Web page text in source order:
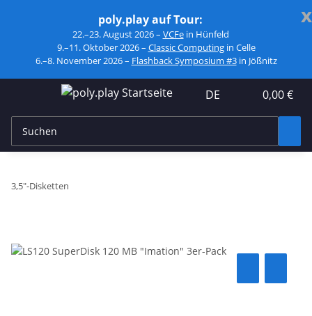
x
poly.play auf Tour:
22.–23. August 2026 – VCFein Hünfeld
9.–11. Oktober 2026 – Classic Computingin Celle
6.–8. November 2026 – Flashback Symposium #3in Jößnitz
DE 0,00 €
3,5"-Disketten